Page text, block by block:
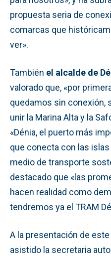
propuesta seria de
comarcas que
ver».
También el alcalde de
valorado que, «por
quedamos sin conexión,
unir la Marina Alta y la
«Dénia, el puerto más
que conecta con las
medio de transporte
destacado que «las
hacen realidad como
tendremos ya el TRAM
A la presentación de
asistido la secretaria